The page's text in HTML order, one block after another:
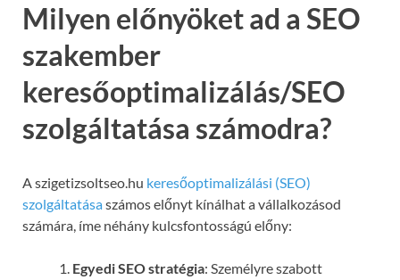
Milyen előnyöket ad a SEO
szakember
keresőoptimalizálás/SEO
szolgáltatása számodra?
A szigetizsoltseo.hu keresőoptimalizálási (SEO)
szolgáltatásaszámos előnyt kínálhat a vállalkozásod
számára, íme néhány kulcsfontosságú előny:
Egyedi SEO stratégia: Személyre szabott